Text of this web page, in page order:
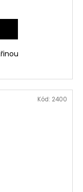
Kód: 2400